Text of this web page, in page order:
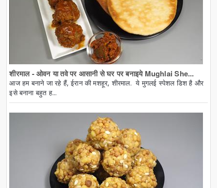
शीरमाल - ओवन या तवे पर आसानी से घर पर बनाइये Mughlai She...
आज हम बनाने जा रहे हैं, ईरान की मशहूर, शीरमाल. ये मुगलई स्पेशल डिश है और
इसे बनाना बहुत ह...